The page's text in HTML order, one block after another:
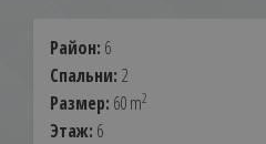
Район: 6
Спальни: 2
Размер: 60 m2
Этаж: 6